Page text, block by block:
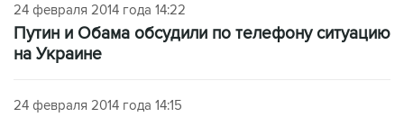
24 февраля 2014 года 14:22
Путин и Обама обсудили по телефону ситуацию
на Украине
24 февраля 2014 года 14:15